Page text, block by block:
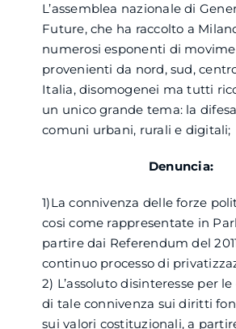
L’assemblea nazionale di
Future, che ha raccolto a
numerosi esponenti di
provenienti da nord, sud,
Italia, disomogenei ma tutti
un unico grande tema: la
comuni urbani, rurali e digitali;
Denuncia:
1)La connivenza delle forze
cosi come rappresentate in
partire dai Referendum del
continuo processo di
2) L’assoluto disinteresse per
di tale connivenza sui diritti
sui valori costituzionali, a